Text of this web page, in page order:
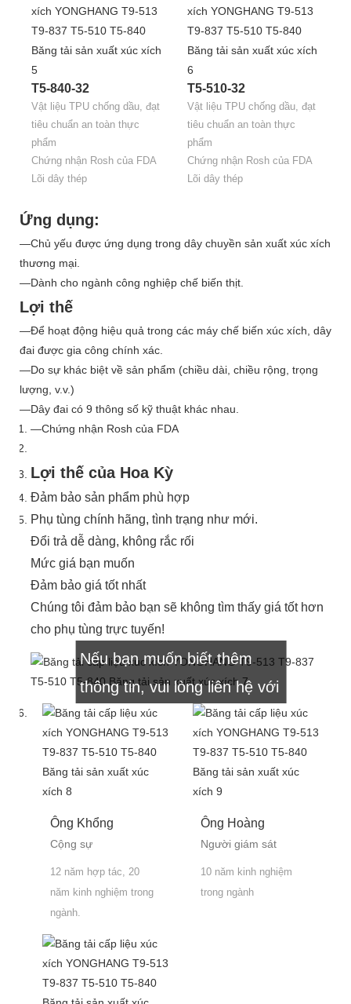
T5-840-32
Vật liệu TPU chống dầu, đạt
tiêu chuẩn an toàn thực
phẩm
Chứng nhận Rosh của FDA
Lõi dây thép
T5-510-32
Vật liệu TPU chống dầu, đạt
tiêu chuẩn an toàn thực
phẩm
Chứng nhận Rosh của FDA
Lõi dây thép
Ứng dụng:
—Chủ yếu được ứng dụng trong dây chuyền sản xuất xúc xích
thương mại.
—Dành cho ngành công nghiệp chế biến thịt.
Lợi thế
—Để hoạt động hiệu quả trong các máy chế biến xúc xích, dây
đai được gia công chính xác.
—Do sự khác biệt về sản phẩm (chiều dài, chiều rộng, trọng
lượng, v.v.)
—Dây đai có 9 thông số kỹ thuật khác nhau.
—Chứng nhận Rosh của FDA
Lợi thế của Hoa Kỳ
Đảm bảo sản phẩm phù hợp
Phụ tùng chính hãng, tình trạng như mới.
Đổi trả dễ dàng, không rắc rối
Mức giá bạn muốn
Đảm bảo giá tốt nhất
Chúng tôi đảm bảo bạn sẽ không tìm thấy giá tốt hơn
cho phụ tùng trực tuyến!
Chào quý khách!
Nếu bạn muốn biết thêm
thông tin, vui lòng liên hệ với
chúng tôi.
Ông Khổng
Cộng sự
12 năm hợp tác, 20
năm kinh nghiệm trong
ngành.
Ông Hoàng
Người giám sát
10 năm kinh nghiệm
trong ngành